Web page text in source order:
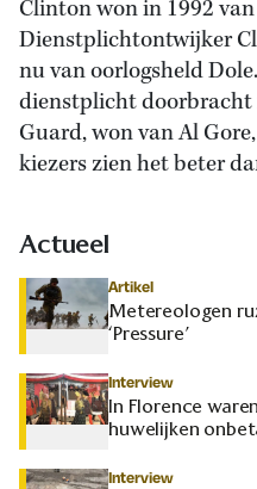
Clinton won in 1992
Dienstplichtontwijker
nu van oorlogsheld
dienstplicht doorbracht
Guard, won van Al
kiezers zien het beter
Actueel
Artikel
Metereologen
‘Pressure’
Interview
In Florence
huwelijken
Interview